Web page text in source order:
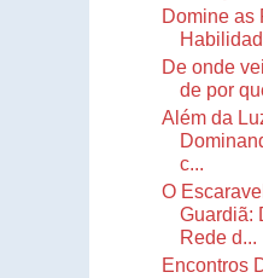
Domine as
De onde
de por
Além da
c...
O
Guardiã:
Rede d...
Encontros